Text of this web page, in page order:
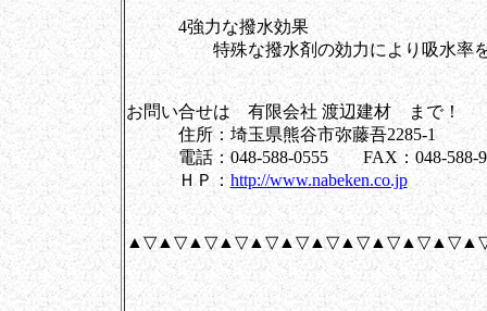
4強力な撥水効果
特殊な撥水剤の効力により吸水率を
お問い合せは 有限会社 渡辺建材 まで！
住所：埼玉県熊谷市弥藤吾2285-1
電話：048-588-0555 FAX：048-588-
ＨＰ：http://www.nabeken.co.jp